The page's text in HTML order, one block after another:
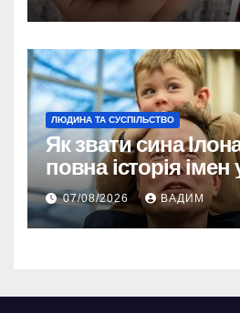
ЛЮДИНА ТА СУСПІЛЬСТВО
Як звати сина
повна історія імен
хлопчиків
07/08/2026 ВАДИМ